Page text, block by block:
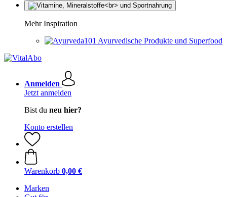
Mehr Inspiration
Ayurvedische Produkte und Superfood
Anmelden
Jetzt anmelden
Bist du neu hier?
Konto erstellen
Warenkorb 0,00 €
Marken